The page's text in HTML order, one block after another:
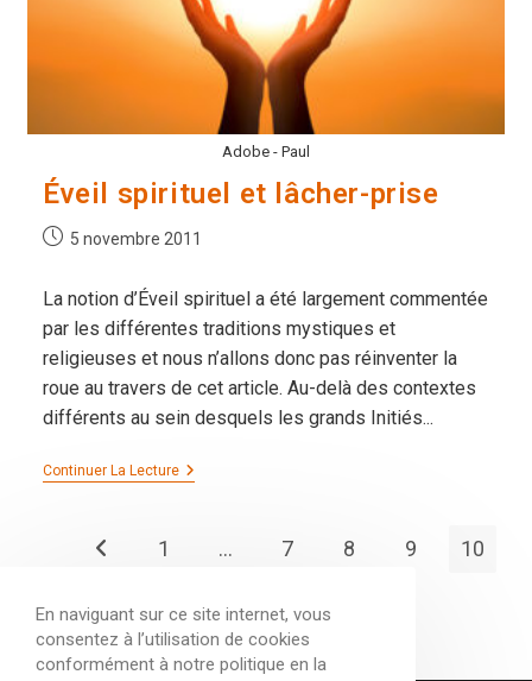
Adobe - Paul
Éveil spirituel et lâcher-prise
Publication
5 novembre 2011
La notion d’Éveil spirituel a été largement commentée
par les différentes traditions mystiques et
religieuses et nous n’allons donc pas réinventer la
roue au travers de cet article. Au-delà des contextes
différents au sein desquels les grands Initiés...
Continuer La LectureÉveil
Go to the previous page
1 … 7 8 9 10
En naviguant sur ce site internet, vous
consentez à l’utilisation de cookies
conformément à notre politique en la